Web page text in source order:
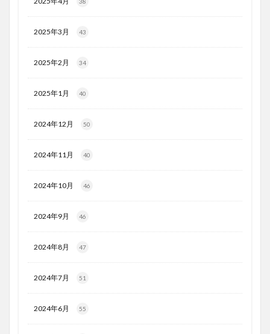
2025年3月 43
2025年2月 34
2025年1月 40
2024年12月 50
2024年11月 40
2024年10月 46
2024年9月 46
2024年8月 47
2024年7月 51
2024年6月 55